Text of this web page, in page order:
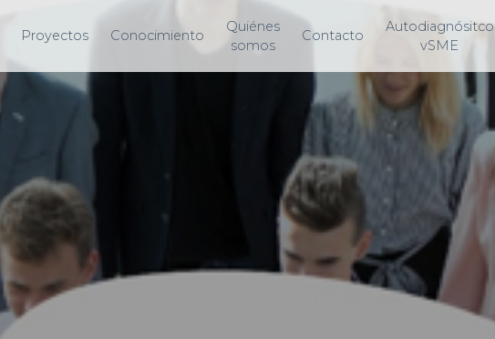
Proyectos Conocimiento
Quiénes
somos
Contacto
Autodiagnósitco
vSME